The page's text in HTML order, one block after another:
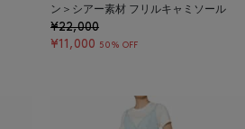
ン＞シアー素材 フリルキャミソール
¥22,000
¥11,000 50% OFF